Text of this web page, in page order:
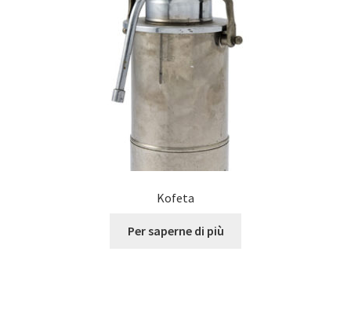
Kofeta
Per saperne di più